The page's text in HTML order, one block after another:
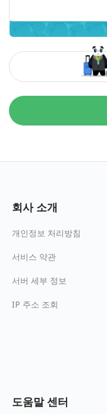
회사 소개
개인정보 처리방침
서비스 약관
서버 세부 정보
IP 주소 조회
도움말 센터